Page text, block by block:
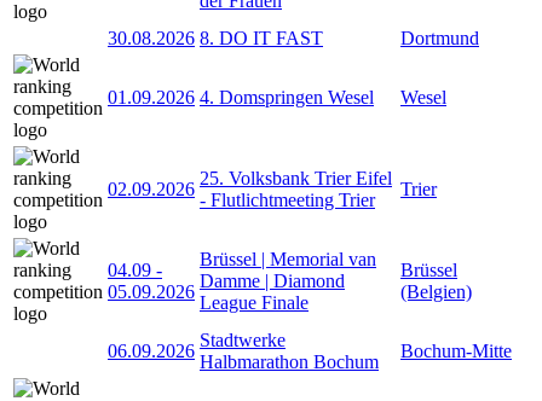
30.08.2026 8. DO IT FAST Dortmund
01.09.2026 4. Domspringen Wesel Wesel
02.09.2026
25. Volksbank Trier Eifel
- Flutlichtmeeting Trier
Trier
04.09 -
05.09.2026
Brüssel | Memorial van
Damme | Diamond
League Finale
Brüssel
(Belgien)
06.09.2026
Stadtwerke
Halbmarathon Bochum
Bochum-Mitte